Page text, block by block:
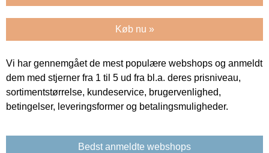
Køb nu »
Vi har gennemgået de mest populære webshops og anmeldt
dem med stjerner fra 1 til 5 ud fra bl.a. deres prisniveau,
sortimentstørrelse, kundeservice, brugervenlighed,
betingelser, leveringsformer og betalingsmuligheder.
Bedst anmeldte webshops